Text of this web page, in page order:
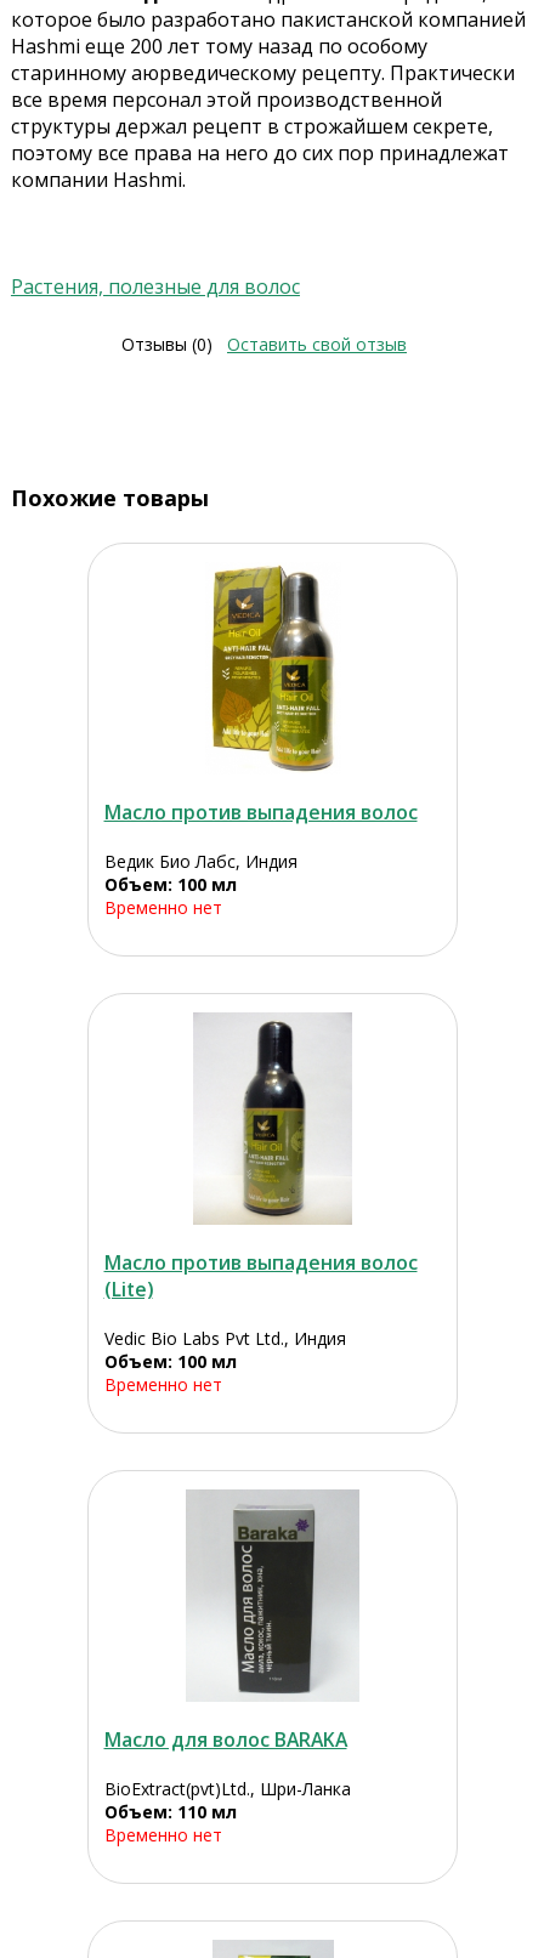
которое было разработано пакистанской компанией
Hashmi еще 200 лет тому назад по особому
старинному аюрведическому рецепту. Практически
все время персонал этой производственной
структуры держал рецепт в строжайшем секрете,
поэтому все права на него до сих пор принадлежат
компании Hashmi.
Растения, полезные для волос
Отзывы (0) Оставить свой отзыв
Похожие товары
Масло против выпадения волос
Ведик Био Лабс, Индия
Объем: 100 мл
Временно нет
Масло против выпадения волос
(Lite)
Vedic Bio Labs Pvt Ltd., Индия
Объем: 100 мл
Временно нет
Масло для волос BARAKA
BioExtract(pvt)Ltd., Шри-Ланка
Объем: 110 мл
Временно нет